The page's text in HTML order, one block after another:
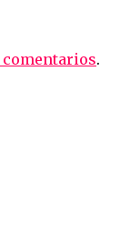
comentarios.